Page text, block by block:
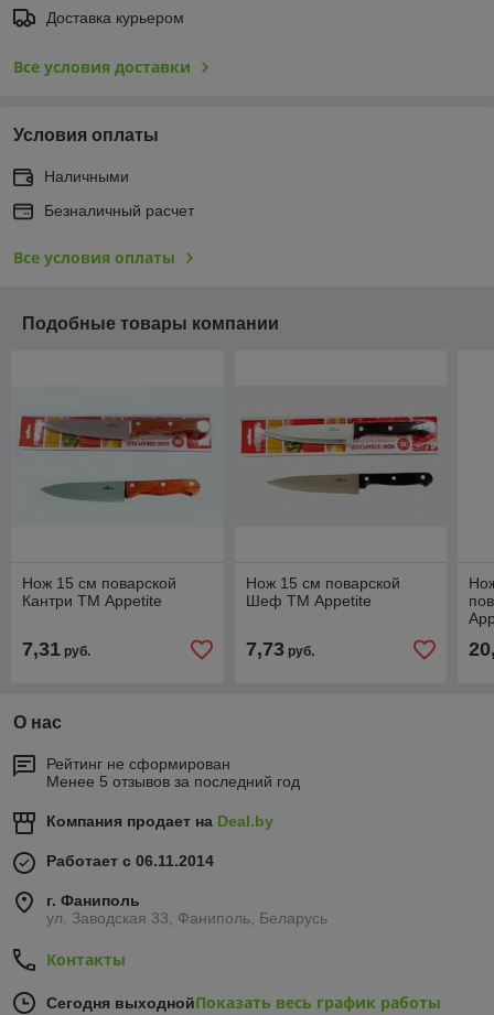
Доставка курьером
Все условия доставки
Условия оплаты
Наличными
Безналичный расчет
Все условия оплаты
Подобные товары компании
Нож 15 см поварской
Кантри ТМ Appetite
7,31 руб.
Нож 15 см поварской
Шеф ТМ Appetite
7,73руб.
О нас
Рейтинг не сформирован
Менее 5 отзывов за последний год
Компания продает на Deal.by
Работает с 06.11.2014
г. Фаниполь
ул. Заводская 33, Фаниполь, Беларусь
Контакты
Сегодня выходнойПоказать весь график работы